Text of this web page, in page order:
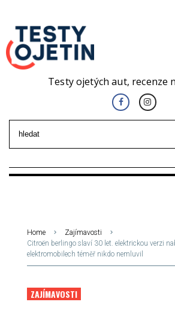
Testy ojetých aut, recenze
Home
Zajímavosti
Citroën berlingo slaví 30 let. elektrickou verzi
elektromobilech téměř nikdo nemluvil
ZAJÍMAVOSTI